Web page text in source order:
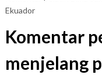
Ekuador
Komentar
menjelang